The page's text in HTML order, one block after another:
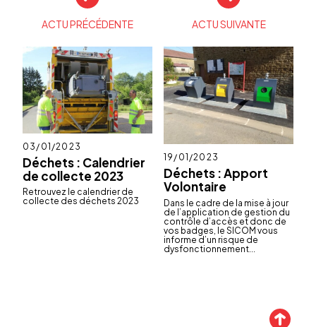
actualités
ACTU PRÉCÉDENTE
Déchets : Calendrier
de collecte 2023
Publié
03/01/2023
Retrou­vez le calen­drier de
collecte des déchets 2023
ACTU SUIVANTE
Déchets : Apport
Volontaire
Publié
le
19/01/2023
Dans le cadre de la mise à jour
de l’ap­pli­ca­tion de gestion du
contrôle d’ac­cès et donc de
vos badges, le SICOM vous
informe d’un risque de
dysfonc­tion­ne­ment...